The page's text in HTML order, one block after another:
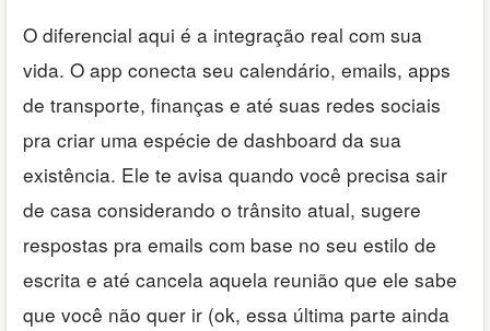
O diferencial aqui é a integração real com sua
vida. O app conecta seu calendário, emails, apps
de transporte, finanças e até suas redes sociais
pra criar uma espécie de dashboard da sua
existência. Ele te avisa quando você precisa sair
de casa considerando o trânsito atual, sugere
respostas pra emails com base no seu estilo de
escrita e até cancela aquela reunião que ele sabe
que você não quer ir (ok, essa última parte ainda